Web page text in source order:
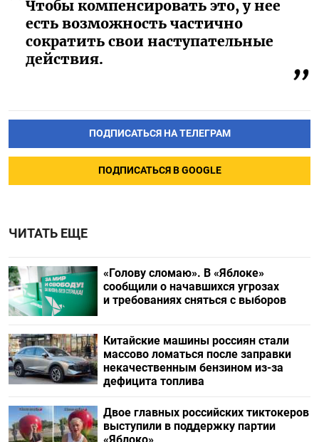
Чтобы компенсировать это, у нее
есть возможность частично
сократить свои наступательные
действия.
ПОДПИСАТЬСЯ НА ТЕЛЕГРАМ
ПОДПИСАТЬСЯ В GOOGLE
ЧИТАТЬ ЕЩЕ
«Голову сломаю». В «Яблоке»
сообщили о начавшихся угрозах
и требованиях сняться с выборов
Китайские машины россиян стали
массово ломаться после заправки
некачественным бензином из-за
дефицита топлива
Двое главных российских тиктокеров
выступили в поддержку партии